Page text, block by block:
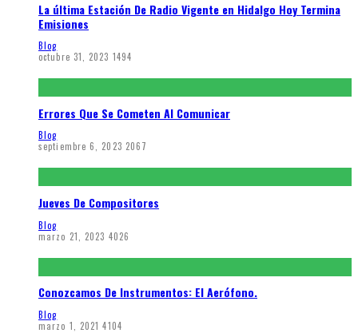
La última Estación De Radio Vigente en Hidalgo Hoy Termina
Emisiones
Blog
octubre 31, 2023 1494
Errores Que Se Cometen Al Comunicar
Blog
septiembre 6, 2023 2067
Jueves De Compositores
Blog
marzo 21, 2023 4026
Conozcamos De Instrumentos: El Aerófono.
Blog
marzo 1, 2021 4104